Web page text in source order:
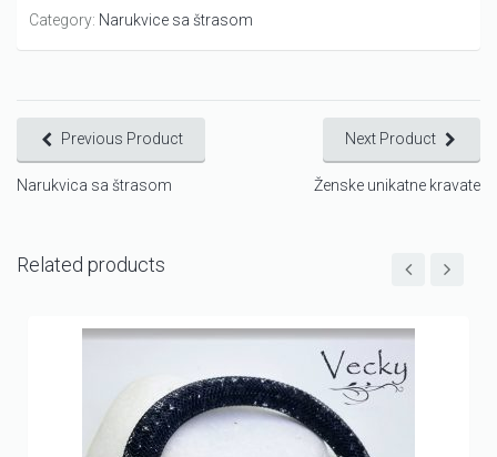
Category: Narukvice sa štrasom
Previous Product
Narukvica sa štrasom
Next Product
Ženske unikatne kravate
Related products